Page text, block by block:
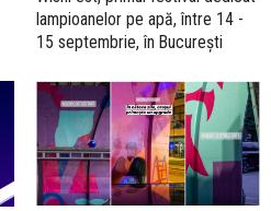
lampioanelor pe apă, între 14 -
15 septembrie, în București